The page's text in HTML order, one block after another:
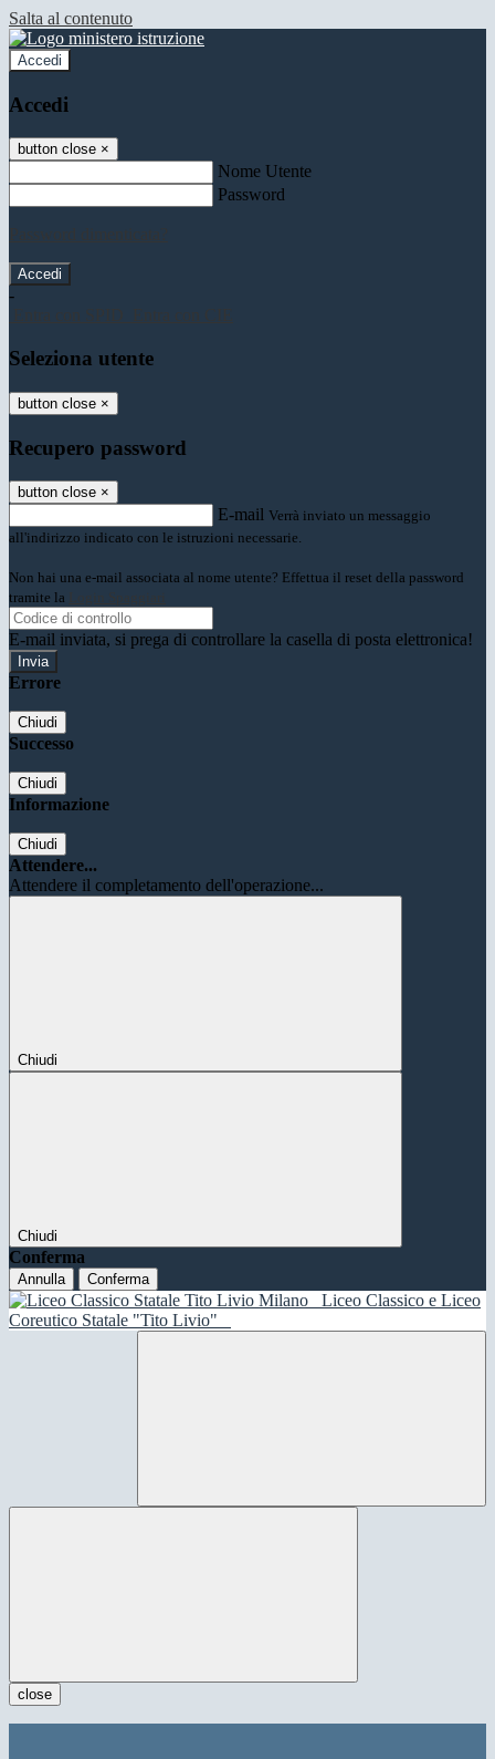
Salta al contenuto
Accedi
Accedi
button close ×
Nome Utente
Password
-
Seleziona utente
button close ×
Recupero password
button close ×
E-mail Verrà inviato un messaggio
all'indirizzo indicato con le istruzioni necessarie.
Non hai una e-mail associata al nome utente? Effettua il reset della password
tramite la
E-mail inviata, si prega di controllare la casella di posta elettronica!
Errore
Chiudi
Successo
Chiudi
Informazione
Chiudi
Attendere...
Attendere il completamento dell'operazione...
Chiudi
Chiudi
Conferma
Annulla Conferma
Liceo Classico e Liceo
Coreutico Statale "Tito Livio"
close